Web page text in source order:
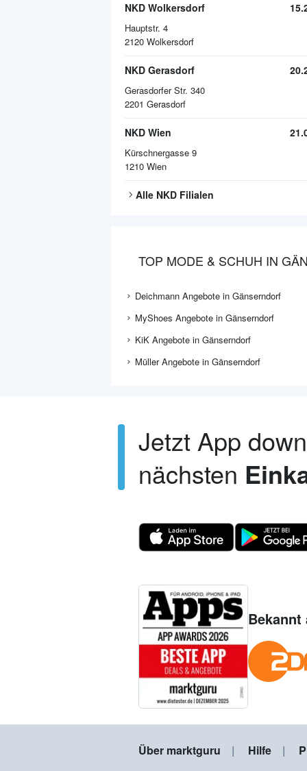
NKD Wolkersdorf
Hauptstr. 4
2120 Wolkersdorf
NKD Gerasdorf
Gerasdorfer Str. 340
2201 Gerasdorf
NKD Wien
Kürschnergasse 9
1210 Wien
Alle NKD Filialen
TOP MODE & SCHUH IN
Deichmann Angebote in Gänserndorf
MyShoes Angebote in Gänserndorf
KiK Angebote in Gänserndorf
Müller Angebote in Gänserndorf
Jetzt App
nächsten
Bekannt
Über marktguru Hilfe